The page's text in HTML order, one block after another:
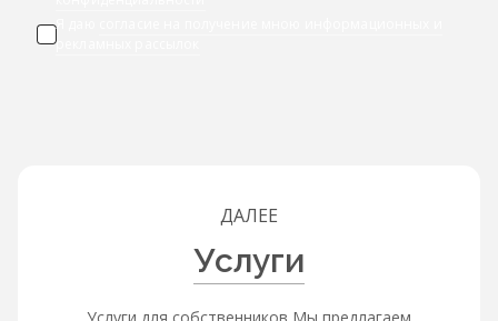
Я даю
рекламных рассылок
ДАЛЕЕ
Услуги